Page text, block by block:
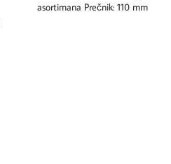
asortimana Prečnik: 110 mm